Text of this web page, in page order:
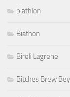
biathlon
Biathon
Bireli Lagrene
Bitches Brew